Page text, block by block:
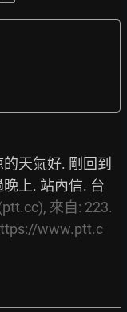
天氣好. 剛回到
上. 站內信. 台
來自: 223.
www.ptt.c